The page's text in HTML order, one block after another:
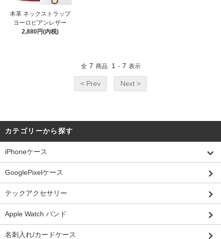
本革 ネックストラップ
ヨーロピアンレザー
2,880円(内税)
全 7 商品 1 - 7 表示
< Prev Next >
カテゴリーから探す
iPhoneケース
GooglePixelケース
テックアクセサリー
Apple Watch バンド
名刺入れ/カードケース